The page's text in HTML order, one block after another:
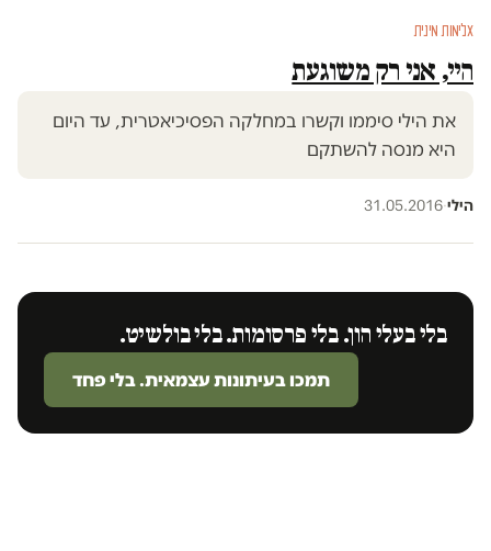
אלימות מינית
היי, אני רק משוגעת
את הילי סיממו וקשרו במחלקה הפסיכיאטרית, עד היום
היא מנסה להשתקם
הילי·
31.05.2016
בלי בעלי הון. בלי פרסומות. בלי בולשיט.
תמכו בעיתונות עצמאית. בלי פחד